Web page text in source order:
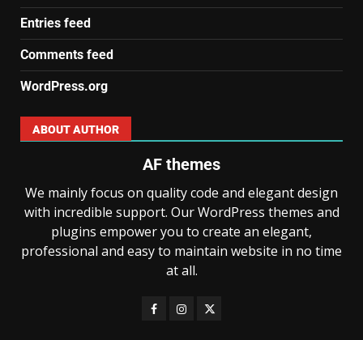
Entries feed
Comments feed
WordPress.org
ABOUT AUTHOR
AF themes
We mainly focus on quality code and elegant design
with incredible support. Our WordPress themes and
plugins empower you to create an elegant,
professional and easy to maintain website in no time
at all.